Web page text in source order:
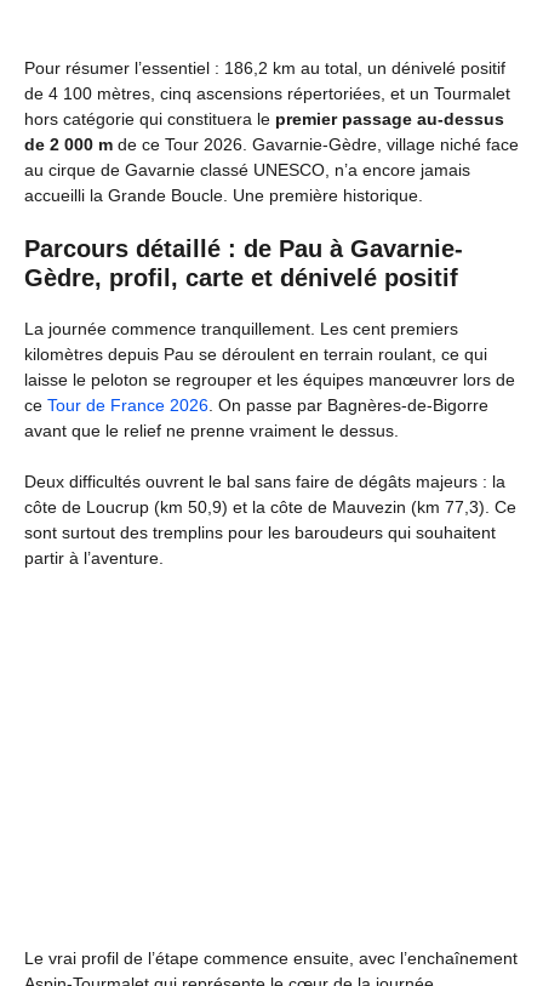
Pour résumer l’essentiel : 186,2 km au total, un dénivelé positif
de 4 100 mètres, cinq ascensions répertoriées, et un Tourmalet
hors catégorie qui constituera le premier passage au-dessus
de 2 000 m de ce Tour 2026. Gavarnie-Gèdre, village niché face
au cirque de Gavarnie classé UNESCO, n’a encore jamais
accueilli la Grande Boucle. Une première historique.
Parcours détaillé : de Pau à Gavarnie-
Gèdre, profil, carte et dénivelé positif
La journée commence tranquillement. Les cent premiers
kilomètres depuis Pau se déroulent en terrain roulant, ce qui
laisse le peloton se regrouper et les équipes manœuvrer lors de
ce Tour de France 2026 . On passe par Bagnères-de-Bigorre
avant que le relief ne prenne vraiment le dessus.
Deux difficultés ouvrent le bal sans faire de dégâts majeurs : la
côte de Loucrup (km 50,9) et la côte de Mauvezin (km 77,3). Ce
sont surtout des tremplins pour les baroudeurs qui souhaitent
partir à l’aventure.
Le vrai profil de l’étape commence ensuite, avec l’enchaînement